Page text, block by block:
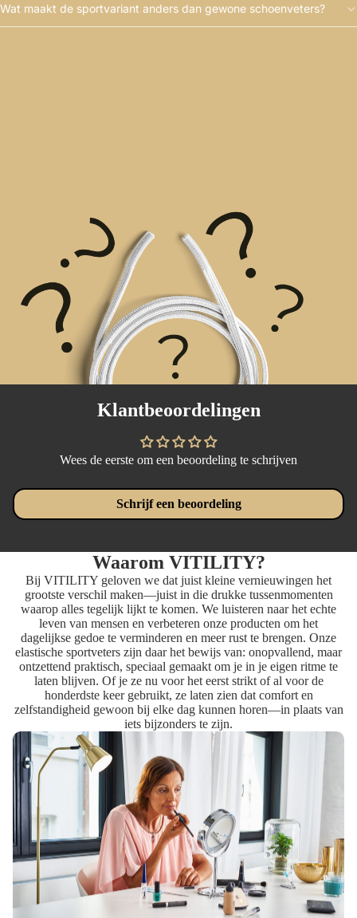
Wat maakt de sportvariant anders dan gewone schoenveters?
Klantbeoordelingen
Wees de eerste om een beoordeling te schrijven
Schrijf een beoordeling
Waarom VITILITY?
Bij VITILITY geloven we dat juist kleine vernieuwingen het
grootste verschil maken—juist in die drukke tussenmomenten
waarop alles tegelijk lijkt te komen. We luisteren naar het echte
leven van mensen en verbeteren onze producten om het
dagelijkse gedoe te verminderen en meer rust te brengen. Onze
elastische sportveters zijn daar het bewijs van: onopvallend, maar
ontzettend praktisch, speciaal gemaakt om je in je eigen ritme te
laten blijven. Of je ze nu voor het eerst strikt of al voor de
honderdste keer gebruikt, ze laten zien dat comfort en
zelfstandigheid gewoon bij elke dag kunnen horen—in plaats van
iets bijzonders te zijn.